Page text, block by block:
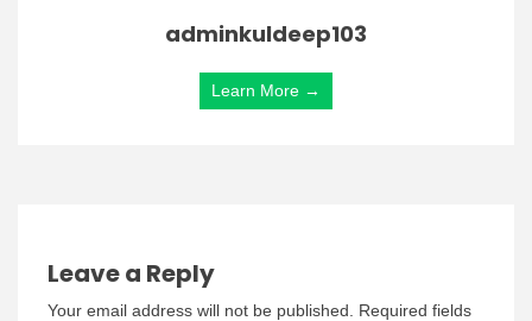
adminkuldeep103
Learn More →
Leave a Reply
Your email address will not be published.
Required fields